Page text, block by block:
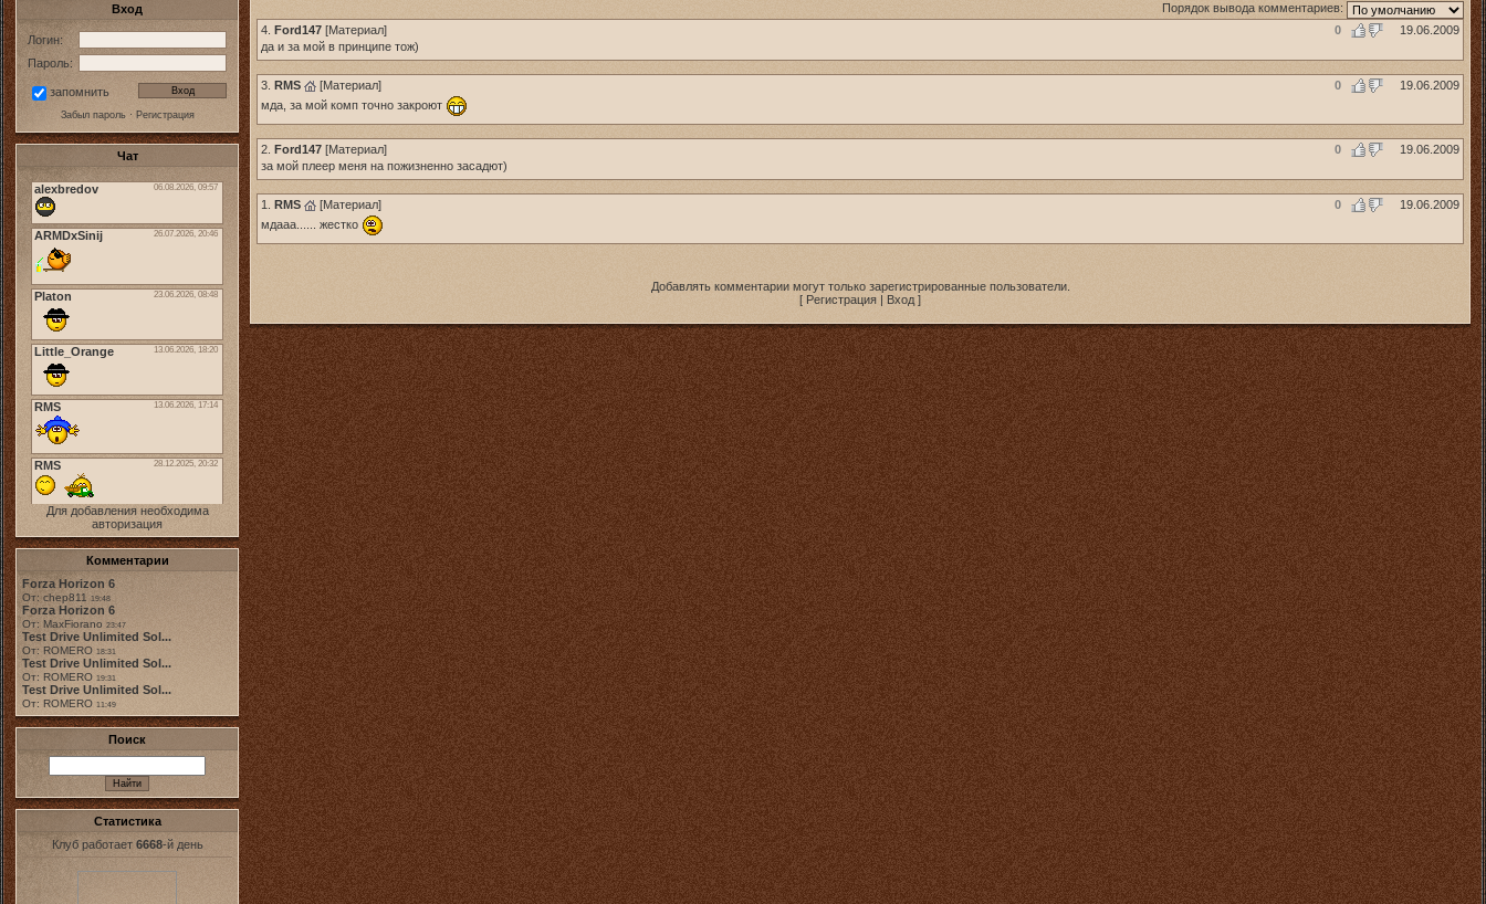
Вход
Логин:
Пароль:
запомнить
Забыл пароль· Регистрация
Чат
Для добавления необходима
авторизация
Комментарии
Forza Horizon 6
От: chep811 19:48
Forza Horizon 6
От: MaxFiorano 23:47
Test Drive Unlimited Sol...
От: ROMERO 18:31
Test Drive Unlimited Sol...
От: ROMERO 19:31
Test Drive Unlimited Sol...
От: ROMERO 11:49
Поиск
Статистика
Клуб работает 6668-й день
Порядок вывода комментариев:
0
19.06.2009
4. Ford147 [Материал]
да и за мой в принципе тож)
0 19.06.2009
3. RMS [Материал]
мда, за мой комп точно закроют
0 19.06.2009
2. Ford147 [Материал]
за мой плеер меня на пожизненно засадют)
0 19.06.2009
1. RMS [Материал]
мдааа...... жестко
Добавлять комментарии могут только зарегистрированные пользователи.
[ Регистрация | Вход ]